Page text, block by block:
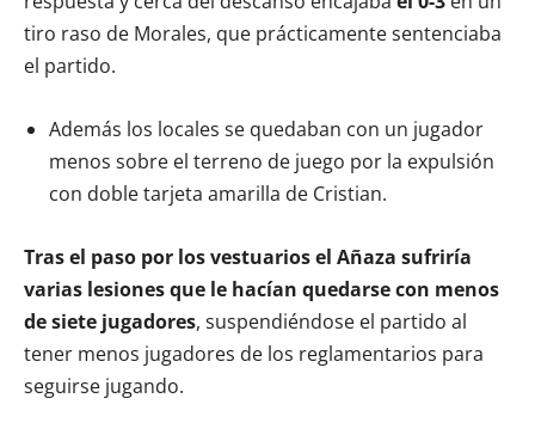
tiro raso de Morales, que prácticamente sentenciaba
el partido.
Además los locales se quedaban con un jugador
menos sobre el terreno de juego por la expulsión
con doble tarjeta amarilla de Cristian.
Tras el paso por los vestuarios el Añaza sufriría
varias lesiones que le hacían quedarse con menos
de siete jugadores, suspendiéndose el partido al
tener menos jugadores de los reglamentarios para
seguirse jugando.